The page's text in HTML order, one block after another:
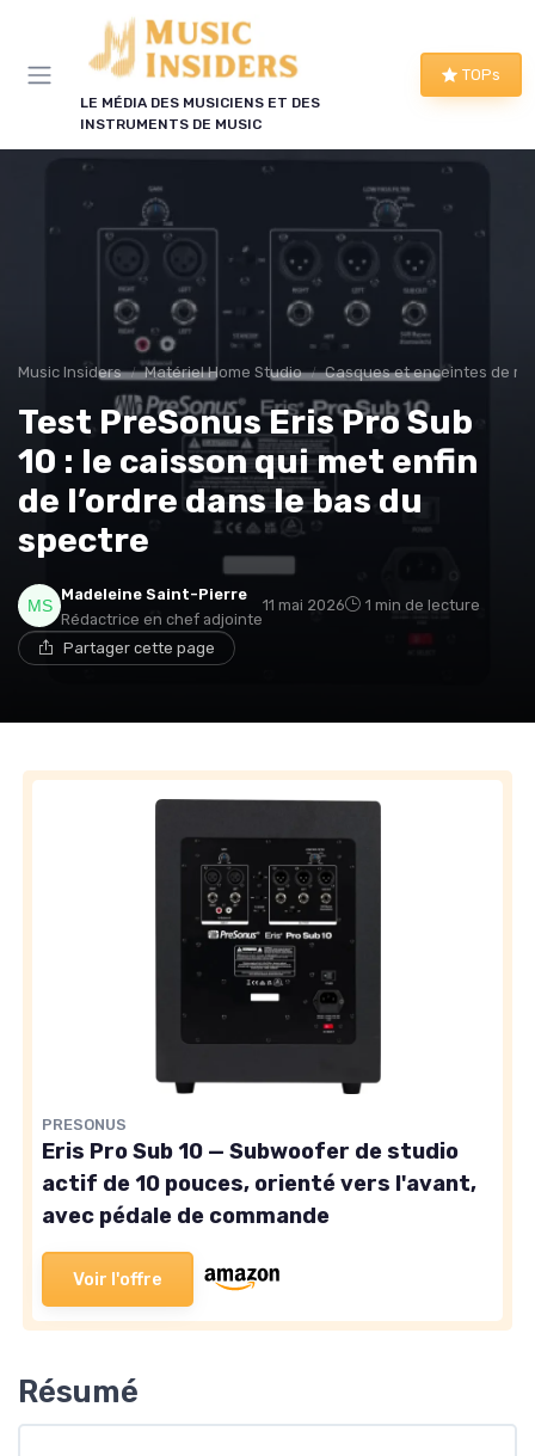
LE MÉDIA DES MUSICIENS ET DES
INSTRUMENTS DE MUSIC
TOPs
Music Insiders Matériel Home Studio Casques et enceintes de
Test PreSonus Eris Pro Sub
10 : le caisson qui met enfin
de l’ordre dans le bas du
spectre
Madeleine Saint-Pierre
Rédactrice en chef adjointe
11 mai 2026 1 min de lecture
Partager cette page
PRESONUS
Eris Pro Sub 10 — Subwoofer de studio
actif de 10 pouces, orienté vers l'avant,
avec pédale de commande
Voir l'offre
Résumé
Panneau de gestion des cookies